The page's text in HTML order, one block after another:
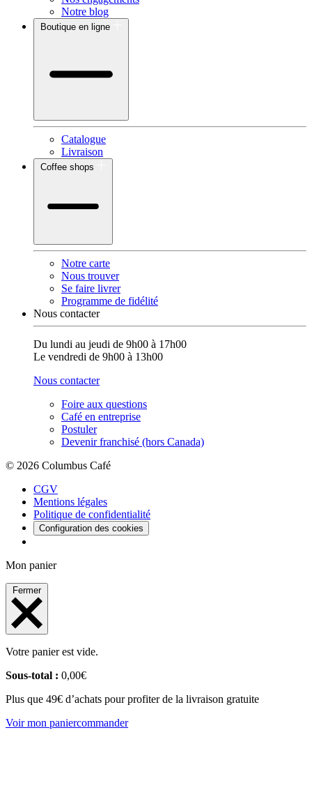
Notre blog
Boutique en ligne
Catalogue
Livraison
Coffee shops
Notre carte
Nous trouver
Se faire livrer
Programme de fidélité
Nous contacter
Du lundi au jeudi de 9h00 à 17h00
Le vendredi de 9h00 à 13h00
Nous contacter
Foire aux questions
Café en entreprise
Postuler
Devenir franchisé (hors Canada)
© 2026 Columbus Café
CGV
Mentions légales
Politique de confidentialité
Configuration des cookies
Mon panier
Fermer
Votre panier est vide.
Sous-total : 0,00€
Plus que 49€ d’achats pour profiter de la livraison gratuite
Voir mon paniercommander